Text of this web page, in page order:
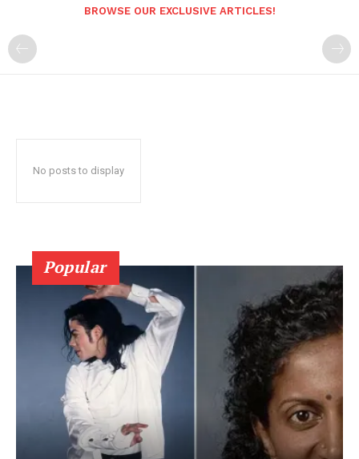
BROWSE OUR EXCLUSIVE ARTICLES!
No posts to display
Popular